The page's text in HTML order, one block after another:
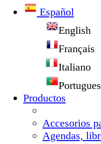
Español
English
Français
Italiano
Portugues
Productos
Accesorios
Agendas,